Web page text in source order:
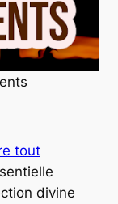
tout
divine